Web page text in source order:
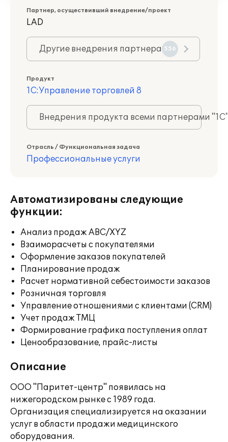
Партнер, осуществивший внедрение/проект
LAD
Другие внедрения партнера 556
Продукт
1С:Управление торговлей 8
Внедрения продукта всеми партнерами
Отрасль / Функциональная задача
Профессиональные услуги
Автоматизированы следующие
функции:
Анализ продаж ABC/XYZ
Взаиморасчеты с покупателями
Оформление заказов покупателей
Планирование продаж
Расчет нормативной себестоимости заказов
Розничная торговля
Управление отношениями с клиентами (CRM)
Учет продаж ТМЦ
Формирование графика поступления оплат
Ценообразование, прайс-листы
Описание
ООО "Паритет-центр" появилась на
нижегородском рынке с 1989 года.
Организация специализируется на оказании
услуг в области продажи медицинского
оборудования.